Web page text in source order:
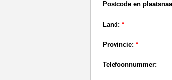
Postcode en
Land:*
Provincie:*
Telefoonnummer: